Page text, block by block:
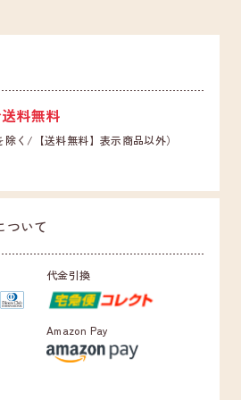
料無料
く/【送料無料】表示商品以外）
ついて
代金引換
Amazon Pay